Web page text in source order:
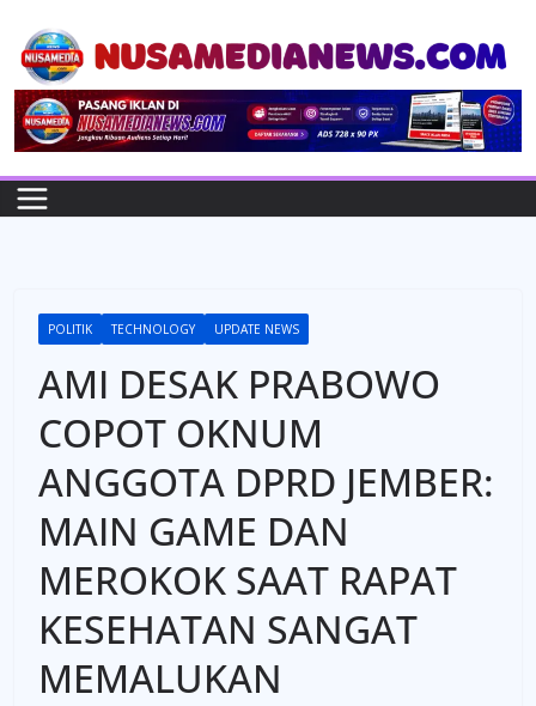
content
POLITIK TECHNOLOGY UPDATE NEWS
AMI DESAK PRABOWO
COPOT OKNUM
ANGGOTA DPRD JEMBER:
MAIN GAME DAN
MEROKOK SAAT RAPAT
KESEHATAN SANGAT
MEMALUKAN